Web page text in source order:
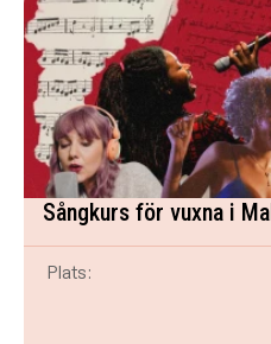
Sångkurs för vuxna i
Plats: